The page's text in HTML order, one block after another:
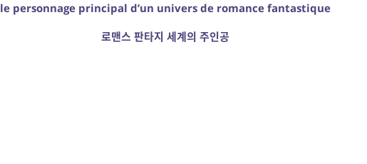
le personnage principal d’un univers de romance fantastique
로맨스 판타지 세계의 주인공